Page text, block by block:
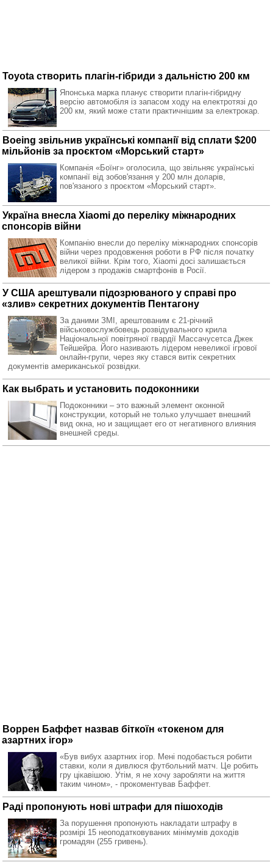
Toyota створить плагін-гібриди з дальністю 200 км
Японська марка планує створити плагін-гібридну
версію автомобіля із запасом ходу на електротязі до
200 км, який може стати практичнішим за електрокар.
Boeing звільнив українські компанії від сплати $200
мільйонів за проєктом «Морський старт»
Компанія «Боїнг» оголосила, що звільняє українські
компанії від зобов'язання у 200 млн доларів,
пов'язаного з проєктом «Морський старт».
Україна внесла Xiaomi до переліку міжнародних
спонсорів війни
Компанію внесли до переліку міжнародних спонсорів
війни через продовження роботи в РФ після початку
великої війни. Крім того, Xiaomi досі залишається
лідером з продажів смартфонів в Росії.
У США арештували підозрюваного у справі про
«злив» секретних документів Пентагону
За даними ЗМІ, арештованим є 21-річний
військовослужбовець розвідувального крила
Національної повітряної гвардії Массачусетса Джек
Тейшейра. Його називають лідером невеликої ігрової
онлайн-групи, через яку стався витік секретних
документів американської розвідки.
Как выбрать и установить подоконники
Подоконники – это важный элемент оконной
конструкции, который не только улучшает внешний
вид окна, но и защищает его от негативного влияния
внешней среды.
Воррен Баффет назвав біткоїн «токеном для
азартних ігор»
«Був вибух азартних ігор. Мені подобається робити
ставки, коли я дивлюся футбольний матч. Це робить
гру цікавішою. Утім, я не хочу заробляти на життя
таким чином», - прокоментував Баффет.
Раді пропонують нові штрафи для пішоходів
За порушення пропонують накладати штрафу в
розмірі 15 неоподатковуваних мінімумів доходів
громадян (255 гривень).